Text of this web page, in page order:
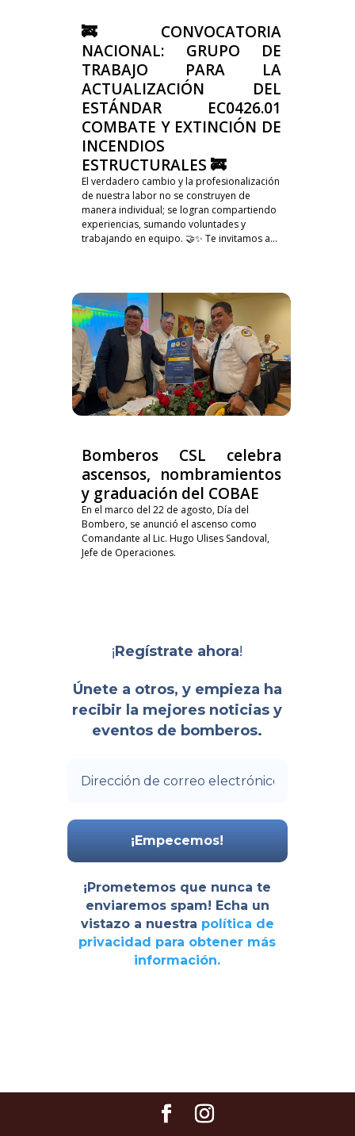
🚒 CONVOCATORIA
NACIONAL: GRUPO DE
TRABAJO PARA LA
ACTUALIZACIÓN DEL
ESTÁNDAR EC0426.01
COMBATE Y EXTINCIÓN DE
INCENDIOS
ESTRUCTURALES 🚒
El verdadero cambio y la profesionalización
de nuestra labor no se construyen de
manera individual; se logran compartiendo
experiencias, sumando voluntades y
trabajando en equipo. 🤝✨ Te invitamos a...
Bomberos CSL celebra
ascensos, nombramientos
y graduación del COBAE
En el marco del 22 de agosto, Día del
Bombero, se anunció el ascenso como
Comandante al Lic. Hugo Ulises Sandoval,
Jefe de Operaciones.
¡Regístrate ahora!
Únete a otros, y empieza ha
recibir la mejores noticias y
eventos de bomberos.
¡Prometemos que nunca te
enviaremos spam! Echa un
vistazo a nuestra política de
privacidad para obtener más
información.